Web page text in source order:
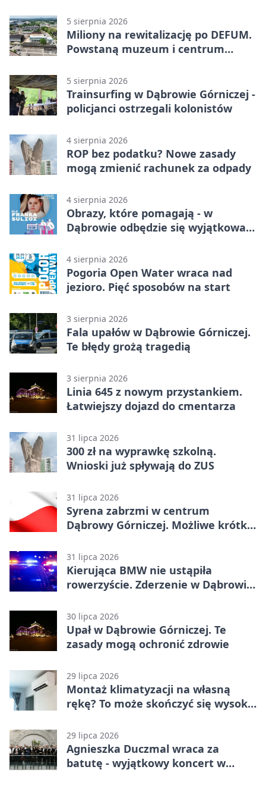
5 sierpnia 2026
Miliony na rewitalizację po DEFUM.
Powstaną muzeum i centrum
5 sierpnia 2026
Trainsurfing w Dąbrowie Górniczej -
policjanci ostrzegali kolonistów
4 sierpnia 2026
ROP bez podatku? Nowe zasady
mogą zmienić rachunek za odpady
4 sierpnia 2026
Obrazy, które pomagają - w
Dąbrowie odbędzie się wyjątkowa
4 sierpnia 2026
Pogoria Open Water wraca nad
jezioro. Pięć sposobów na start
3 sierpnia 2026
Fala upałów w Dąbrowie Górniczej.
Te błędy grożą tragedią
3 sierpnia 2026
Linia 645 z nowym przystankiem.
Łatwiejszy dojazd do cmentarza
31 lipca 2026
300 zł na wyprawkę szkolną.
Wnioski już spływają do ZUS
31 lipca 2026
Syrena zabrzmi w centrum
Dąbrowy Górniczej. Możliwe krótkie
31 lipca 2026
Kierująca BMW nie ustąpiła
rowerzyście. Zderzenie w Dąbrowie
30 lipca 2026
Upał w Dąbrowie Górniczej. Te
zasady mogą ochronić zdrowie
29 lipca 2026
Montaż klimatyzacji na własną
rękę? To może skończyć się wysoką
29 lipca 2026
Agnieszka Duczmal wraca za
batutę - wyjątkowy koncert w